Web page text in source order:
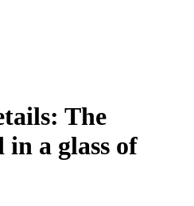
The
a glass of